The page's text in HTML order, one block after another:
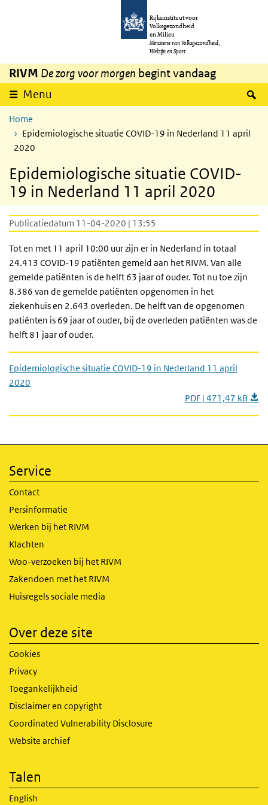
Overslaan en naar de inhoud gaan
Rijksinstituut voor
Volksgezondheid
en Milieu
Ministerie van Volksgezondheid,
Welzijn en Sport
RIVM De zorg voor morgen begint vandaag
Menu
Home
Epidemiologische situatie COVID-19 in Nederland 11 april
2020
Epidemiologische situatie COVID-
19 in Nederland 11 april 2020
Publicatiedatum 11-04-2020 | 13:55
Tot en met 11 april 10:00 uur zijn er in Nederland in totaal
24.413 COVID-19 patiënten gemeld aan het RIVM. Van alle
gemelde patiënten is de helft 63 jaar of ouder. Tot nu toe zijn
8.386 van de gemelde patiënten opgenomen in het
ziekenhuis en 2.643 overleden. De helft van de opgenomen
patiënten is 69 jaar of ouder, bij de overleden patiënten was de
helft 81 jaar of ouder.
Epidemiologische situatie COVID-19 in Nederland 11 april
2020
PDF | 471,47 kB
Service
Contact
Persinformatie
Werken bij het RIVM
Klachten
Woo-verzoeken bij het RIVM
Zakendoen met het RIVM
Huisregels sociale media
Over deze site
Cookies
Privacy
Toegankelijkheid
Disclaimer en copyright
Coordinated Vulnerability Disclosure
Website archief
Talen
English